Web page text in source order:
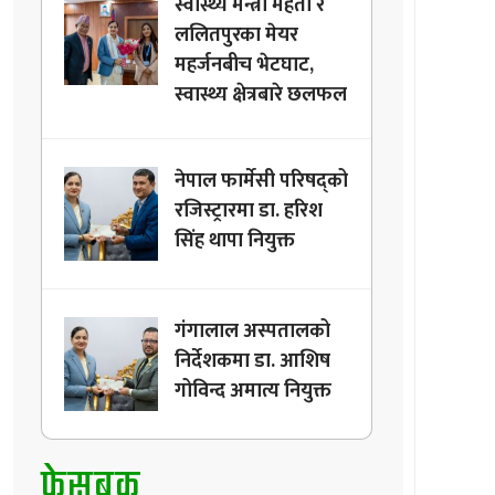
ललितपुरका मेयर
महर्जनबीच भेटघाट,
स्वास्थ्य क्षेत्रबारे छलफल
नेपाल फार्मेसी परिषद्को
रजिस्ट्रारमा डा. हरिश
सिंह थापा नियुक्त
गंगालाल अस्पतालको
निर्देशकमा डा. आशिष
गोविन्द अमात्य नियुक्त